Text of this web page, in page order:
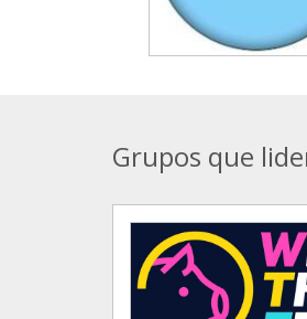
Grupos que